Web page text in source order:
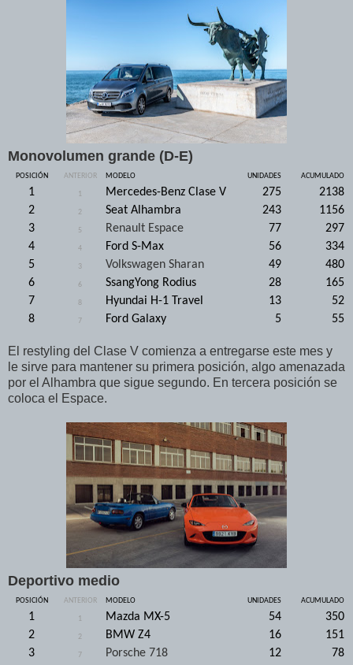
Monovolumen grande (D-E)
POSICIÓN ANTERIOR MODELO UNIDADES ACUMULADO
1 1 Mercedes-Benz Clase V 275
2138
2
2 Seat Alhambra 243
1156
3
5 Renault Espace 77
297
4
4 Ford S-Max 56
334
5
3 Volkswagen Sharan 49
480
6
6 SsangYong Rodius 28
165
7
8 Hyundai H-1 Travel 13
52
8
7 Ford Galaxy 5 55
El restyling del Clase V comienza a entregarse este mes y
le sirve para mantener su primera posición, algo amenazada
por el Alhambra que sigue segundo. En tercera posición se
coloca el Espace.
Deportivo medio
POSICIÓN ANTERIOR MODELO UNIDADES ACUMULADO
1 1 Mazda MX-5 54
350
2
2 BMW Z4 16
151
3
7 Porsche 718 12
78